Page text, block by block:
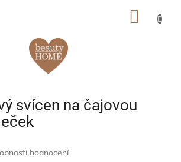
svícen na čajovou
hodnocení